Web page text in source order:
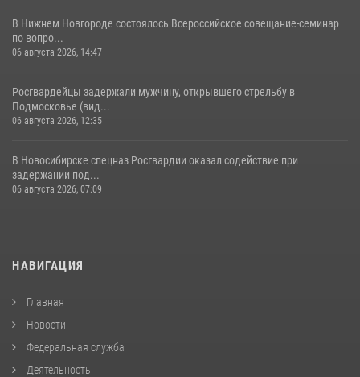
В Нижнем Новгороде состоялось Всероссийское совещание-семинар
по вопро...
06 августа 2026, 14:47
Росгвардейцы задержали мужчину, открывшего стрельбу в
Подмосковье (вид...
06 августа 2026, 12:35
В Новосибирске спецназ Росгвардии оказал содействие при
задержании под...
06 августа 2026, 07:09
НАВИГАЦИЯ
Главная
Новости
Федеральная служба
Деятельность